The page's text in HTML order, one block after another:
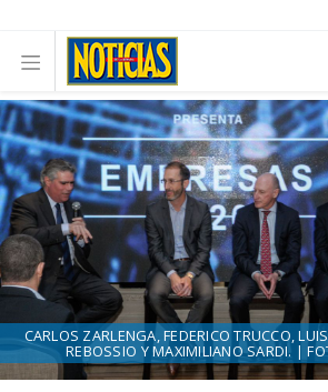
CARLOS ZARLENGA, FEDERICO TRUCCO,
REBOSSIO Y MAXIMILIANO SARDI. |